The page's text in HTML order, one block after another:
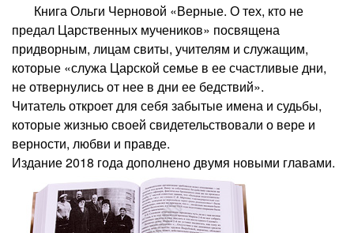
Книга Ольги Черновой «Верные. О тех, кто не
предал Царственных мучеников» посвящена
придворным, лицам свиты, учителям и служащим,
которые «служа Царской семье в ее счастливые дни,
не отвернулись от нее в дни ее бедствий».
Читатель откроет для себя забытые имена и судьбы,
которые жизнью своей свидетельствовали о вере и
верности, любви и правде.
Издание 2018 года дополнено двумя новыми главами.